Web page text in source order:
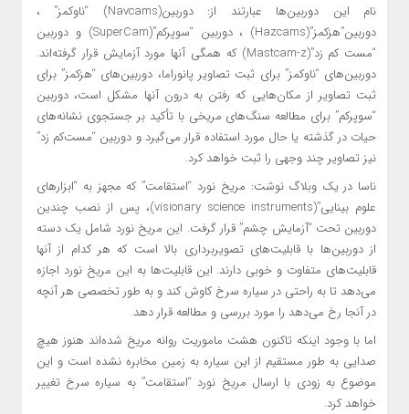
نام این دوربین‌ها عبارتند از: دوربین(Navcams) “ناوکمز” ،
دوربین”هزکمز”(Hazcams) ، دوربین “سوپرکم”(SuperCam) و دوربین
“مست کم زد”(Mastcam-z) که همگی آنها مورد آزمایش قرار گرفته‌اند.
دوربین‌های “ناوکمز” برای ثبت تصاویر پانوراما، دوربین‌های “هزکمز” برای
ثبت تصاویر از مکان‌هایی که رفتن به درون آنها مشکل است، دوربین
“سوپرکم” برای مطالعه سنگ‌های مریخی با تأکید بر جستجوی نشانه‌های
حیات در گذشته یا حال مورد استفاده قرار می‌گیرد و دوربین “مست‌کم زد”
نیز تصاویر چند وجهی را ثبت خواهد کرد.
ناسا در یک وبلاگ نوشت: مریخ نورد “استقامت” که مجهز به “ابزارهای
علوم بینایی”(visionary science instruments)، پس از نصب چندین
دوربین تحت “آزمایش چشم” قرار گرفت. این مریخ نورد شامل یک دسته
از دوربین‌ها با قابلیت‌های تصویربرداری بالا است که هر کدام از آنها
قابلیت‌های متفاوت و خوبی دارند. این قابلیت‌ها به این مریخ نورد اجازه
می‌دهد تا به راحتی در سیاره سرخ کاوش کند و به طور تخصصی هر آنچه
در آنجا رخ می‌دهد را مورد بررسی و مطالعه قرار دهد.
اما با وجود اینکه تاکنون هشت ماموریت روانه مریخ شده‌اند هنوز هیچ
صدایی به طور مستقیم از این سیاره به زمین مخابره نشده است و این
موضوع به زودی با ارسال مریخ نورد “استقامت” به سیاره سرخ تغییر
خواهد کرد.